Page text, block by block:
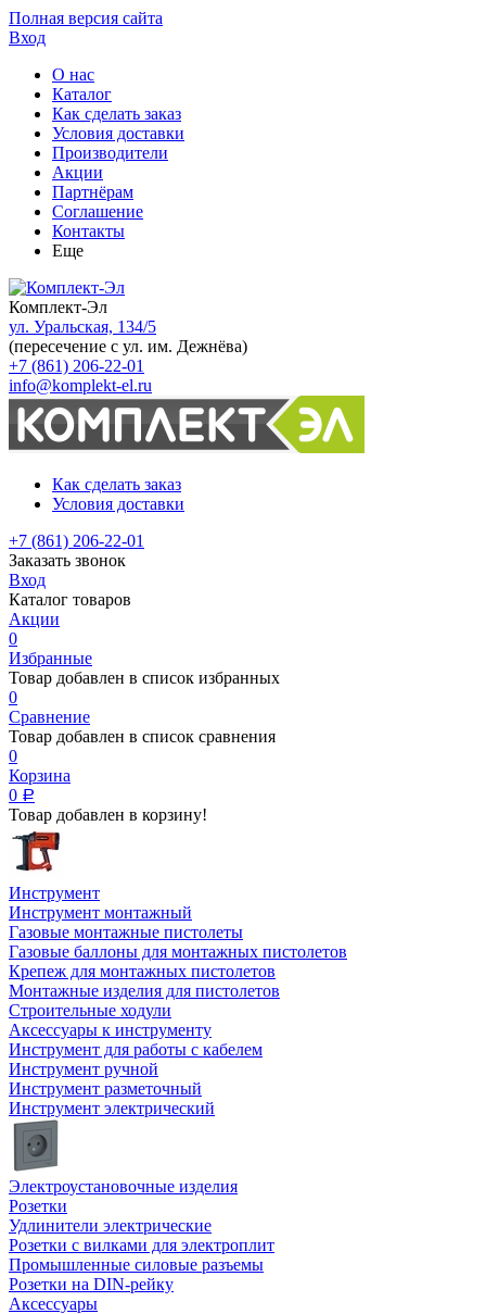
Полная версия сайта
Вход
О нас
Каталог
Как сделать заказ
Условия доставки
Производители
Акции
Партнёрам
Соглашение
Контакты
Еще
Комплект-Эл
ул. Уральская, 134/5
(пересечение с ул. им. Дежнёва)
+7 (861) 206-22-01
info@komplekt-el.ru
Как сделать заказ
Условия доставки
+7 (861) 206-22-01
Заказать звонок
Вход
Каталог товаров
Акции
0
Избранные
Товар добавлен в список избранных
0
Сравнение
Товар добавлен в список сравнения
0
Корзина
0 Р
Товар добавлен в корзину!
Инструмент
Инструмент монтажный
Газовые монтажные пистолеты
Газовые баллоны для монтажных пистолетов
Крепеж для монтажных пистолетов
Монтажные изделия для пистолетов
Строительные ходули
Аксессуары к инструменту
Инструмент для работы с кабелем
Инструмент ручной
Инструмент разметочный
Инструмент электрический
Электроустановочные изделия
Розетки
Удлинители электрические
Розетки с вилками для электроплит
Промышленные силовые разъемы
Розетки на DIN-рейку
Аксессуары